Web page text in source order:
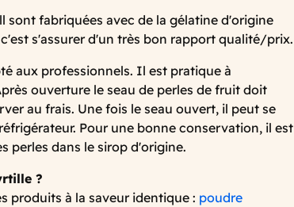
sont fabriquées avec de la gélatine d'origine
s'assurer d'un très bon rapport qualité/prix.
aux professionnels. Il est pratique à
ouverture le seau de perles de fruit doit
au frais. Une fois le seau ouvert, il peut se
Pour une bonne conservation, il est
perles dans le sirop d'origine.
?
produits à la saveur identique : poudre